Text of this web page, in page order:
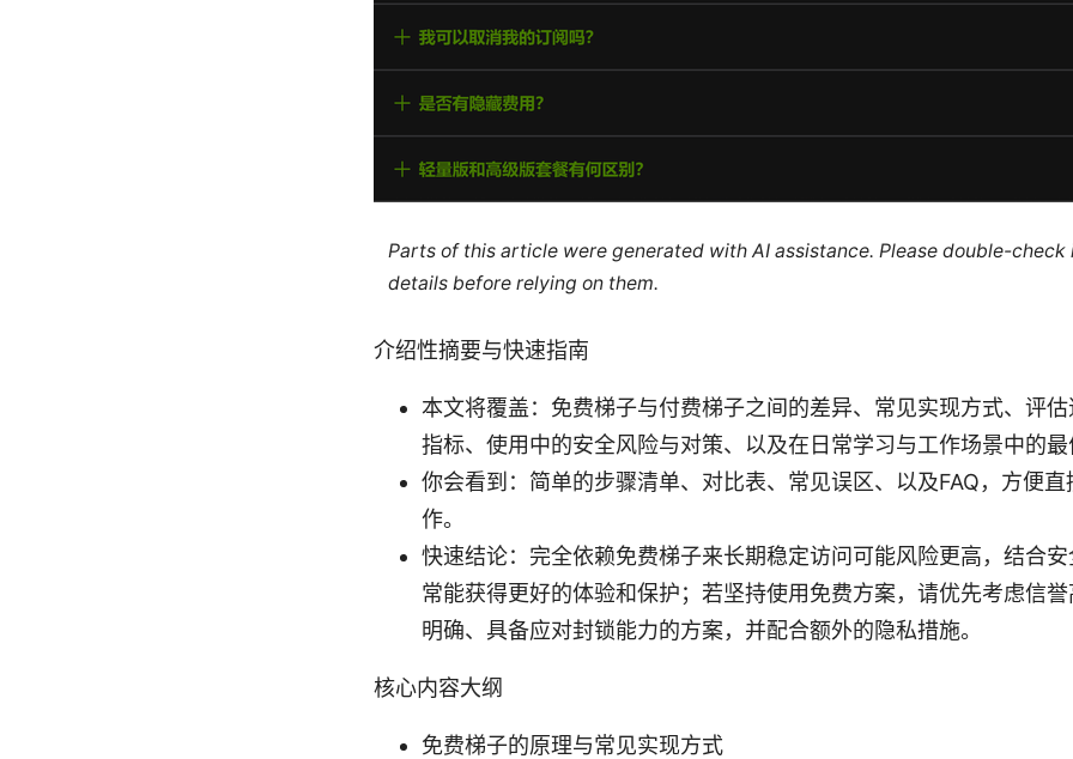
Parts of this article were generated with AI assistance. Please double-
details before relying on them.
介绍性摘要与快速指南
本文将覆盖：免费梯子与付费梯子之间的差异、常见实现方式、评
指标、使用中的安全风险与对策、以及在日常学习与工作场景中的最
你会看到：简单的步骤清单、对比表、常见误区、以及FAQ，方便
作。
快速结论：完全依赖免费梯子来长期稳定访问可能风险更高，结合
常能获得更好的体验和保护；若坚持使用免费方案，请优先考虑信
明确、具备应对封锁能力的方案，并配合额外的隐私措施。
核心内容大纲
免费梯子的原理与常见实现方式